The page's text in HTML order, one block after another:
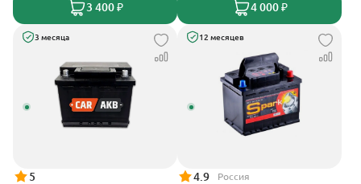
3 400 ₽ 4 000 ₽
3 месяца
5
12 месяцев
4.9 Россия